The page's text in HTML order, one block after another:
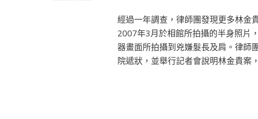
經過一年調查，律師團發現更多林金
2007年3月於相館所拍攝的半身照片
器畫面所拍攝到兇嫌髮長及肩。律師
院遞狀，並舉行記者會說明林金貴案